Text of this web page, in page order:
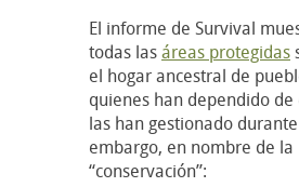
El informe de Survival
todas lasáreas protegidas
el hogar ancestral de
quienes han dependido
las han gestionado
embargo, en nombre de la
“conservación”: